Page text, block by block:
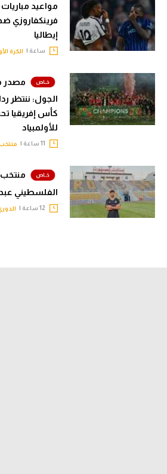
فرينكفاروزي
إيطاليا
ساعة | الكرة
مصدر
الجول: ننتظر
للأولمبياد
الفلسطيني